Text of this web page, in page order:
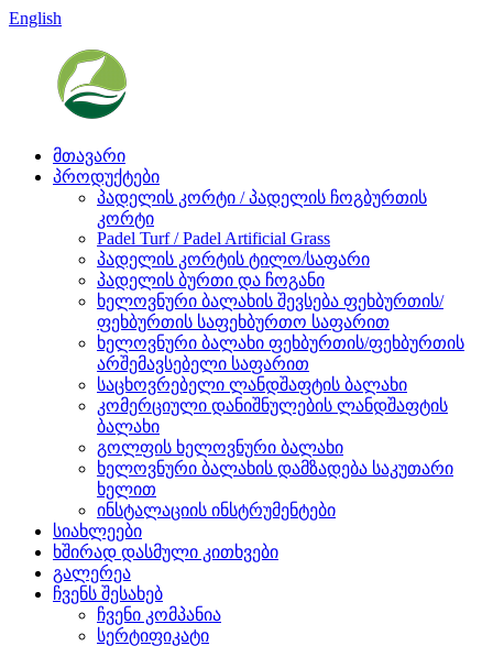
English
მთავარი
პროდუქტები
პადელის კორტი / პადელის ჩოგბურთის
კორტი
Padel Turf / Padel Artificial Grass
პადელის კორტის ტილო/საფარი
პადელის ბურთი და ჩოგანი
ხელოვნური ბალახის შევსება ფეხბურთის/
ფეხბურთის საფეხბურთო საფარით
ხელოვნური ბალახი ფეხბურთის/ფეხბურთის
არშემავსებელი საფარით
საცხოვრებელი ლანდშაფტის ბალახი
კომერციული დანიშნულების ლანდშაფტის
ბალახი
გოლფის ხელოვნური ბალახი
ხელოვნური ბალახის დამზადება საკუთარი
ხელით
ინსტალაციის ინსტრუმენტები
სიახლეები
ხშირად დასმული კითხვები
გალერეა
ჩვენს შესახებ
ჩვენი კომპანია
სერტიფიკატი